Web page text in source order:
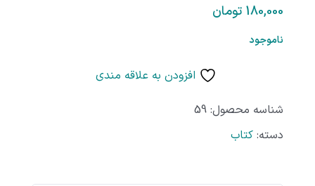
180,000 تومان
ناموجود
افزودن به علاقه مندی
شناسه محصول: 59
دسته: کتاب